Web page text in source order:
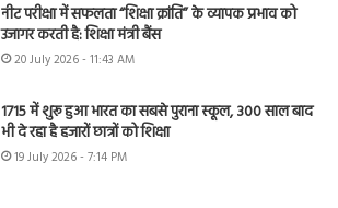
नीट परीक्षा में सफलता “शिक्षा क्रांति” के व्यापक प्रभाव को
उजागर करती है: शिक्षा मंत्री बैंस
20 July 2026 - 11:43 AM
1715 में शुरू हुआ भारत का सबसे पुराना स्कूल, 300 साल बाद
भी दे रहा है हजारों छात्रों को शिक्षा
19 July 2026 - 7:14 PM